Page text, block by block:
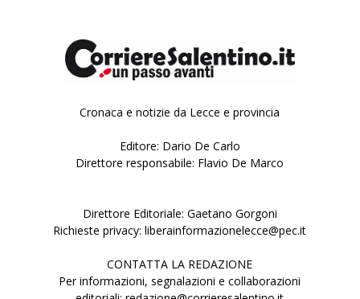
Cronaca e notizie da Lecce e provincia
Editore: Dario De Carlo
Direttore responsabile: Flavio De Marco
Direttore Editoriale: Gaetano Gorgoni
Richieste privacy: liberainformazionelecce@pec.it
CONTATTA LA REDAZIONE
Per informazioni, segnalazioni e collaborazioni